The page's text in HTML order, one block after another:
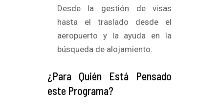
Desde la gestión de visas
hasta el traslado desde el
aeropuerto y la ayuda en la
búsqueda de alojamiento.
¿Para Quién Está Pensado
este Programa?